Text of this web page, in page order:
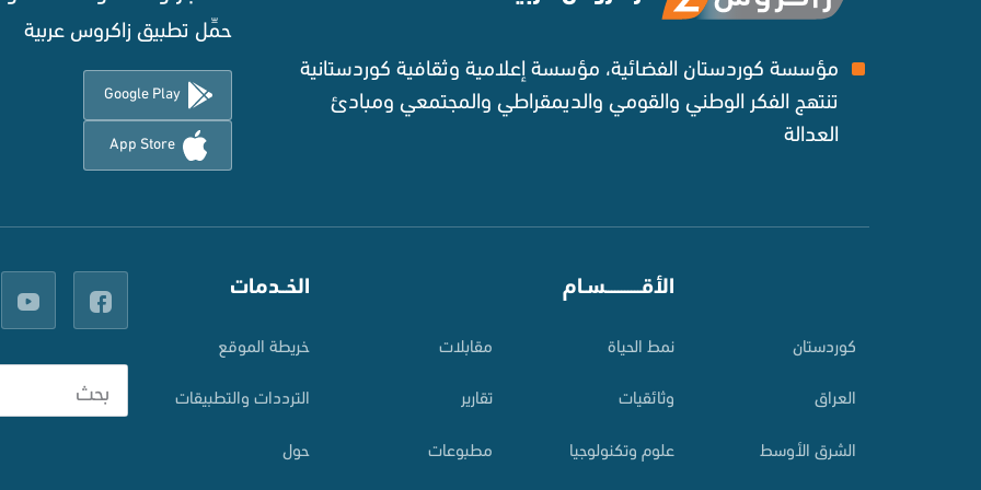
مؤسسة كوردستان الفضائية، مؤسسة إعلامية وثقافية كوردستانية
تنتهج الفكر الوطني والقومي والديمقراطي والمجتمعي ومبادئ
العدالة ‌
حمِّل تطبيق زاكروس عربية
Google Play
App Store
کوردستان
العراق
الشرق الأوسط
الأقـــــــــــسـام
نمط الحياة
وثائقيات
علوم وتكنولوجيا
مقابلات
تقارير
مطبوعات
الخــدمات
خريطة الموقع
الترددات والتطبيقات
حول